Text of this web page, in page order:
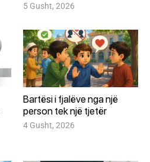
5 Gusht, 2026
Bartësi i fjalëve nga një
person tek një tjetër
4 Gusht, 2026